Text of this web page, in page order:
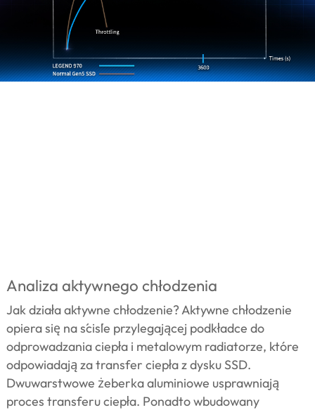
Analiza aktywnego chłodzenia
Jak działa aktywne chłodzenie? Aktywne chłodzenie
opiera się na ściśle przylegającej podkładce do
odprowadzania ciepła i metalowym radiatorze, które
odpowiadają za transfer ciepła z dysku SSD.
Dwuwarstwowe żeberka aluminiowe usprawniają
proces transferu ciepła. Ponadto wbudowany